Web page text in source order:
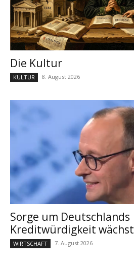
Die Kultur
KULTUR 8. August 2026
Sorge um Deutschlands
Kreditwürdigkeit wächst
WIRTSCHAFT 7. August 2026